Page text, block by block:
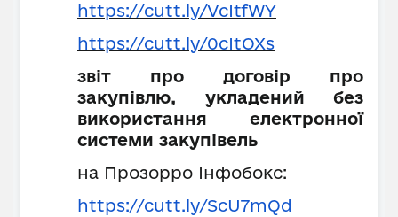
https://cutt.ly/VcItfWY
https://cutt.ly/0cItOXs
звіт про договір про
закупівлю, укладений без
використання електронної
системи закупівель
на Прозорро Інфобокс:
https://cutt.ly/ScU7mQd